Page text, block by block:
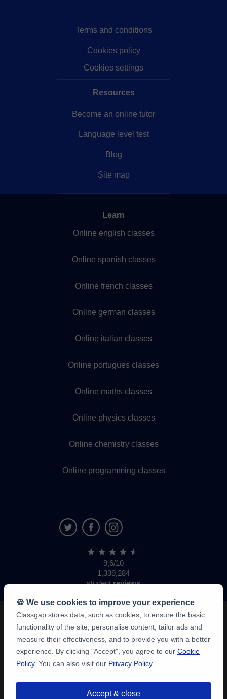
Terms and conditions
Cookies policy
Cookies settings
Resources
Become an online tutor
Language level test
Blog
Site map
Learn
Online english classes
Online spanish classes
Online french classes
Online german classes
Online italian classes
Online portugues classes
Online maths classes
Online physics classes
Online chemistry classes
Online programming classes
9,6/10
1,339,284
studentreviews
🍪 We use cookies to improve your experience
Classgap stores data, such as cookies, to ensure the basic
functionality of the site, personalise content, tailor ads and
measure their effectiveness, and to provide you with a better
experience. By clicking "Accept", you agree to our Cookie
Policy. You can also visit our Privacy Policy.
Accept & close